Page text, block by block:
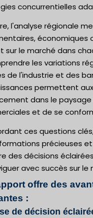
concurrentielles
l'analyse régionale
économiques
sur le marché dans
les variations
de l'industrie et des
permettent
dans le
et de se
ces questions
précieuses
des décisions
avec succès sur le
offre des
:
de décision